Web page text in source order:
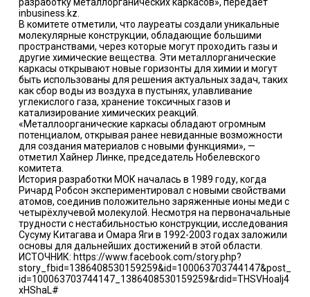
разработку металлорганических каркасов», передает
inbusiness.kz.
В комитете отметили, что лауреаты создали уникальные
молекулярные конструкции, обладающие большими
пространствами, через которые могут проходить газы и
другие химические вещества. Эти металлорганические
каркасы открывают новые горизонты для химии и могут
быть использованы для решения актуальных задач, таких
как сбор воды из воздуха в пустынях, улавливание
углекислого газа, хранение токсичных газов и
катализирование химических реакций.
«Металлоорганические каркасы обладают огромным
потенциалом, открывая ранее невиданные возможности
для создания материалов с новыми функциями», —
отметил Хайнер Линке, председатель Нобелевского
комитета.
История разработки МОК началась в 1989 году, когда
Ричард Робсон экспериментировал с новыми свойствами
атомов, соединив положительно заряженные ионы меди с
четырёхлучевой молекулой. Несмотря на первоначальные
трудности с нестабильностью конструкции, исследования
Сусуму Китагава и Омара Яги в 1992-2003 годах заложили
основы для дальнейших достижений в этой области.
ИСТОЧНИК: https://www.facebook.com/story.php?
story_fbid=1386408530159259&id=100063703744147&post_
id=100063703744147_1386408530159259&rdid=THSVHoaIj4
xHShaL#